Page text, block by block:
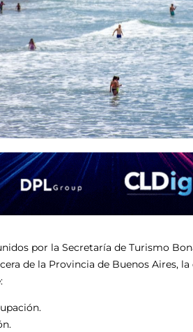
por la Secretaría de Turismo
de la Provincia de Buenos Aires,